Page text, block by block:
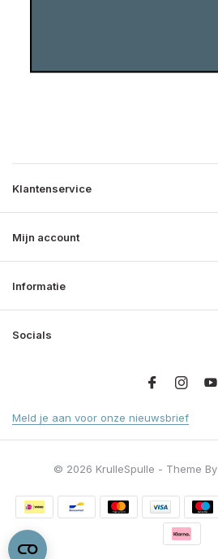
Klantenservice
Mijn account
Informatie
Socials
Meld je aan voor onze nieuwsbrief
© 2026 KrulleSpulle - Theme By